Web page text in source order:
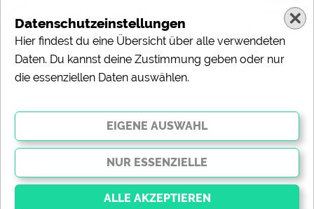
Campingplätze
Specials Aktuelle News
Datenschutzeinstellungen
Hier findest du eine Übersicht über alle verwendeten
Daten. Du kannst deine Zustimmung geben oder nur
die essenziellen Daten auswählen.